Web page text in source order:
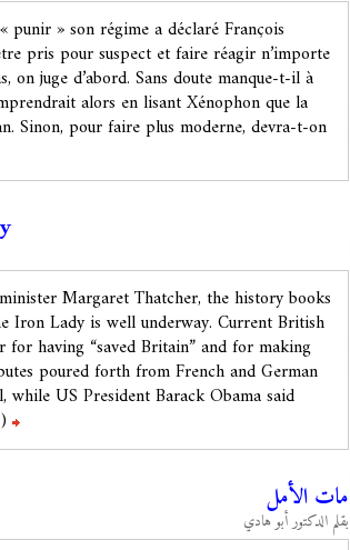
punir » son régime a déclaré François
pris pour suspect et faire réagir n’importe
juge d’abord. Sans doute manque-t-il à
alors en lisant Xénophon que la
Sinon, pour faire plus moderne, devra-t-on
Margaret Thatcher, the history books
Iron Lady is well underway. Current British
having “saved Britain” and for making
poured forth from French and German
while US President Barack Obama said
مات الأمل
بقلم الدكتور أبو هادي